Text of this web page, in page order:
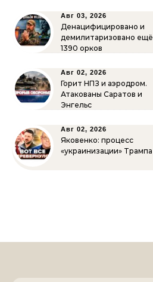
Авг 03, 2026
Денацифицировано и
демилитаризовано ещё
1390 орков
Авг 02, 2026
Горит НПЗ и аэродром.
Атакованы Саратов и
Энгельс
Авг 02, 2026
Яковенко: процесс
«украинизации» Трампа